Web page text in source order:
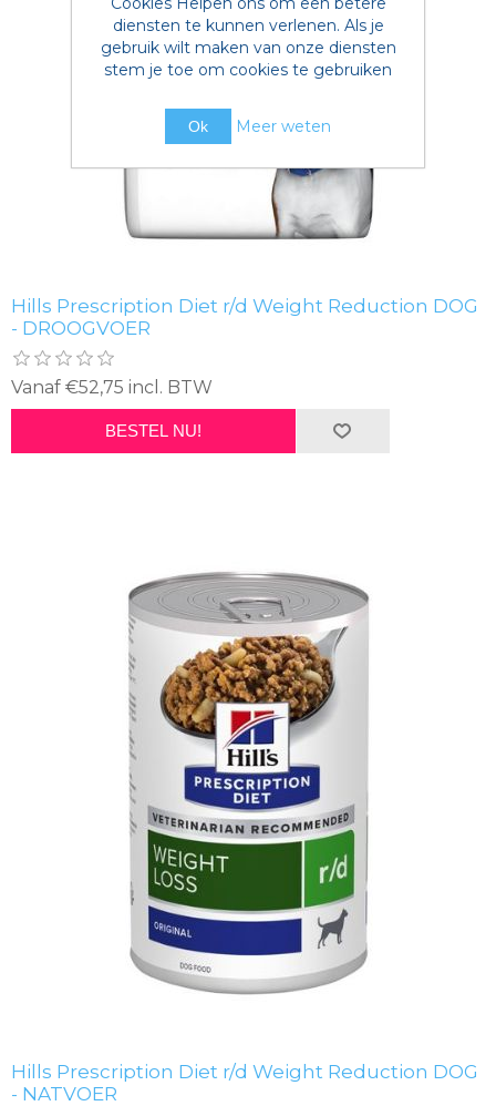
Hills Prescription Diet r/d Weight Reduction DOG
- DROOGVOER
Vanaf €52,75 incl. BTW
BESTEL NU!
Hills Prescription Diet r/d Weight Reduction DOG
- NATVOER
diensten te kunnen verlenen. Als je
gebruik wilt maken van onze diensten
stem je toe om cookies te gebruiken
Ok Meer weten